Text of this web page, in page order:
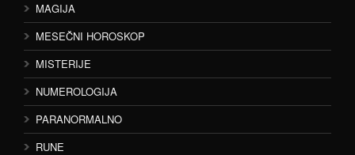
MAGIJA
MESEČNI HOROSKOP
MISTERIJE
NUMEROLOGIJA
PARANORMALNO
RUNE